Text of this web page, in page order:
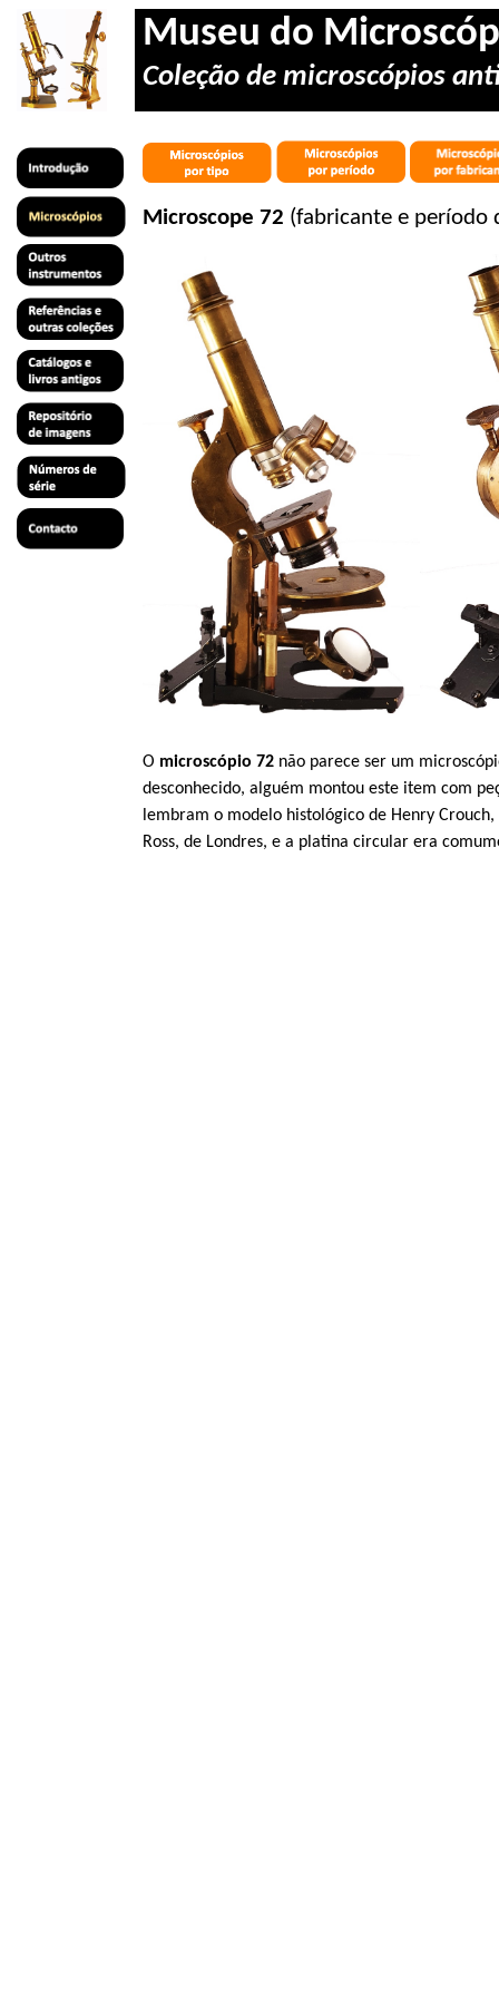
Museu do
Coleção de microscópios
Microscope 72 (fabricante e período
O microscópio 72 não parece ser um
desconhecido, alguém montou este item com
lembram o modelo histológico de Henry
Ross, de Londres, e a platina circular era